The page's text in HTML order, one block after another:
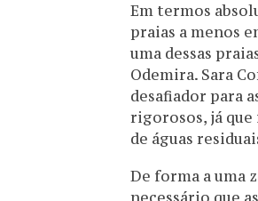
Em termos
praias a menos
uma dessas
Odemira. Sara
desafiador para
rigorosos, já
de águas
De forma a uma